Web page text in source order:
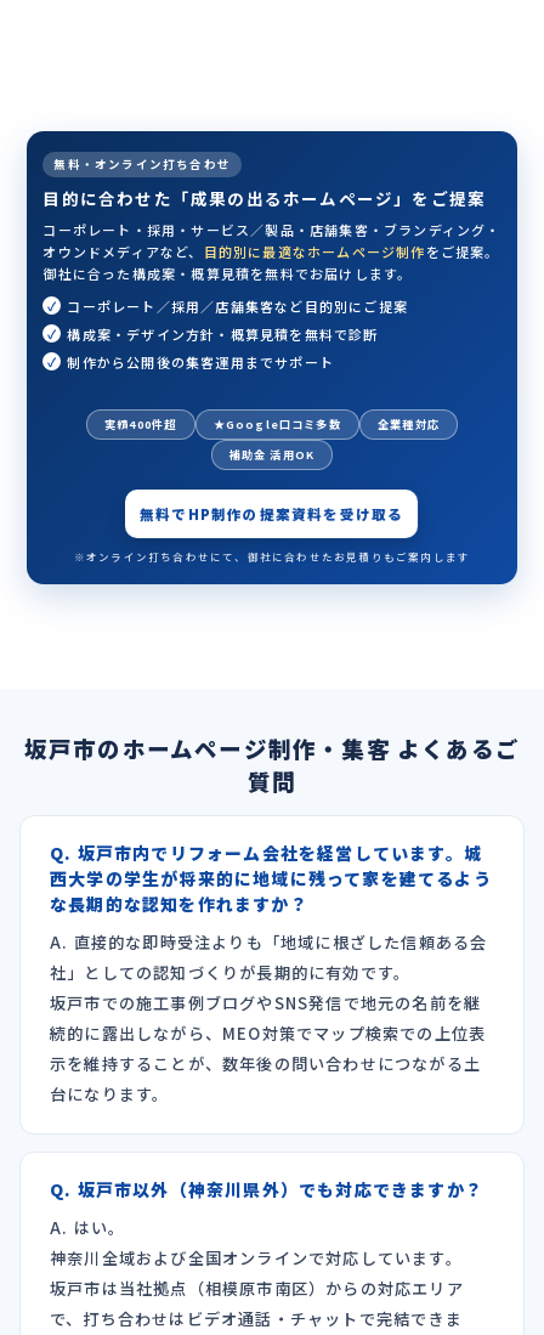
無料・オンライン打ち合わせ
目的に合わせた「成果の出るホームページ」をご提案
コーポレート・採用・サービス／製品・店舗集客・ブランディング・
オウンドメディアなど、 目的別に最適なホームページ制作をご提案。
御社に合った構成案・概算見積を無料でお届けします。
コーポレート／採用／店舗集客など目的別にご提案
構成案・デザイン方針・概算見積を無料で診断
制作から公開後の集客運用までサポート
実績400件超 ★Google口コミ多数
全業種対応
補助金 活用OK
無料でHP制作の提案資料を受け取る
※オンライン打ち合わせにて、御社に合わせたお見積りもご案内します
坂戸市のホームページ制作・集客 よくあるご
質問
Q. 坂戸市内でリフォーム会社を経営しています。城
西大学の学生が将来的に地域に残って家を建てるよう
な長期的な認知を作れますか？
A. 直接的な即時受注よりも「地域に根ざした信頼ある会
社」としての認知づくりが長期的に有効です。
坂戸市での施工事例ブログやSNS発信で地元の名前を継
続的に露出しながら、MEO対策でマップ検索での上位表
示を維持することが、数年後の問い合わせにつながる土
台になります。
Q. 坂戸市以外（神奈川県外）でも対応できますか？
A. はい。
神奈川全域および全国オンラインで対応しています。
坂戸市は当社拠点（相模原市南区）からの対応エリア
で、打ち合わせはビデオ通話・チャットで完結できま